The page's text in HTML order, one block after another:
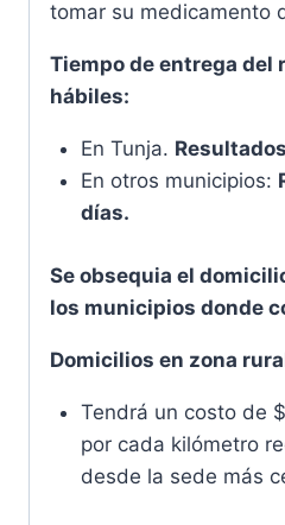
tomar su medicamento
Tiempo de entrega del
hábiles:
En Tunja.
En otros municipios:
días.
Se obsequia el
los municipios donde
Domicilios en zona
Tendrá un costo de
por cada kilómetro
desde la sede más